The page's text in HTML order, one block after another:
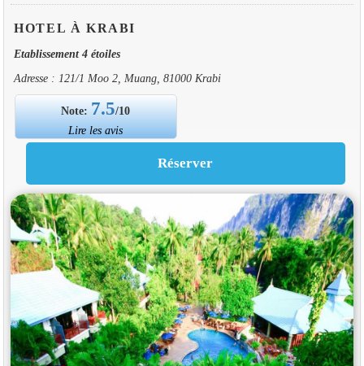
HOTEL À KRABI
Etablissement 4 étoiles
Adresse : 121/1 Moo 2, Muang, 81000 Krabi
Note: 7.5/10
Lire les avis